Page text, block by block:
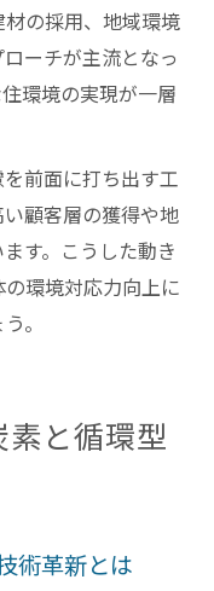
の採用、地域環境
ーチが主流となっ
環境の実現が一層
前面に打ち出す工
顧客層の獲得や地
す。こうした動き
環境対応力向上に
。
と循環型
術革新とは